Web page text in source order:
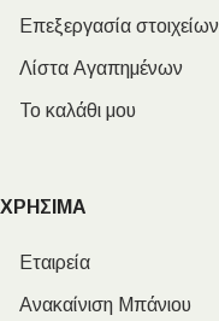
Επεξεργασία στοιχείων
Λίστα Αγαπημένων
Το καλάθι μου
ΧΡΗΣΙΜΑ
Εταιρεία
Ανακαίνιση Μπάνιου